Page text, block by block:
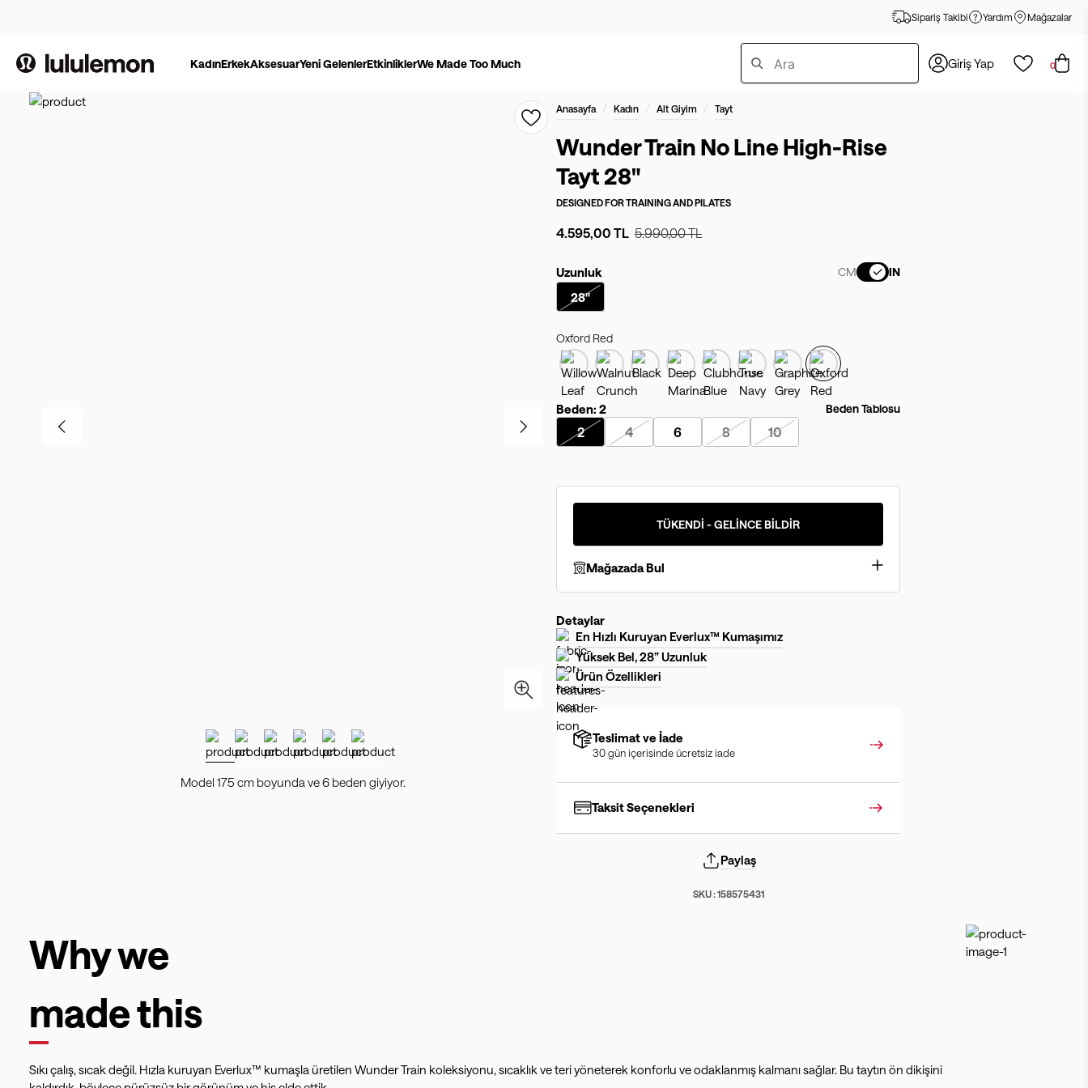
Sipariş Takibi Yardım Mağazalar
KadınErkekAksesuarYeni GelenlerEtkinliklerWe Made Too Much Giriş Yap 0
Model 175 cm boyunda ve 6 beden giyiyor.
Anasayfa / Kadın / Alt Giyim / Tayt
Wunder Train No Line High-Rise
Tayt 28"
DESIGNED FORTRAINING AND PILATES
4.595,00 TL 5.990,00 TL
Uzunluk CM IN
28"
Oxford Red
Beden: 2 Beden Tablosu
2 4 6 8 10
TÜKENDİ - GELİNCE BİLDİR
Mağazada Bul
Detaylar
En Hızlı Kuruyan Everlux™ Kumaşımız
Yüksek Bel, 28” Uzunluk
Ürün Özellikleri
Teslimat ve İade
30 gün içerisinde ücretsiz iade
Taksit Seçenekleri
Paylaş
SKU :158575431
Why we
made this
Sıkı çalış, sıcak değil. Hızla kuruyan Everlux™ kumaşla üretilen Wunder Train koleksiyonu, sıcaklık ve teri yöneterek konforlu ve odaklanmış kalmanı sağlar. Bu taytın ön dikişini